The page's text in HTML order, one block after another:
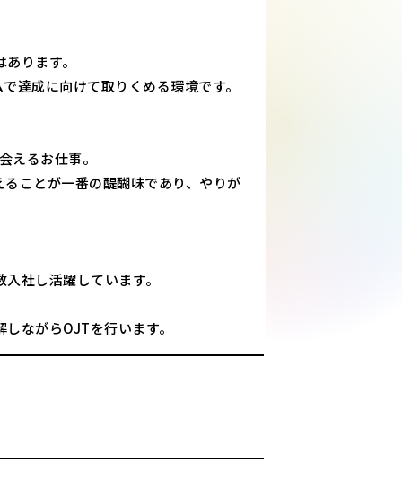
ります。
達成に向けて取りくめる環境です。
えるお仕事。
ことが一番の醍醐味であり、やりが
社し活躍しています。
ながらOJTを行います。